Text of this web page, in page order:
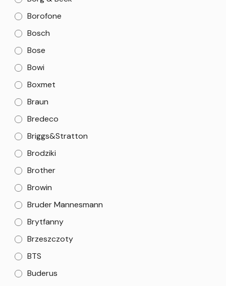
Borofone
Bosch
Bose
Bowi
Boxmet
Braun
Bredeco
Briggs&Stratton
Brodziki
Brother
Browin
Bruder Mannesmann
Brytfanny
Brzeszczoty
BTS
Buderus